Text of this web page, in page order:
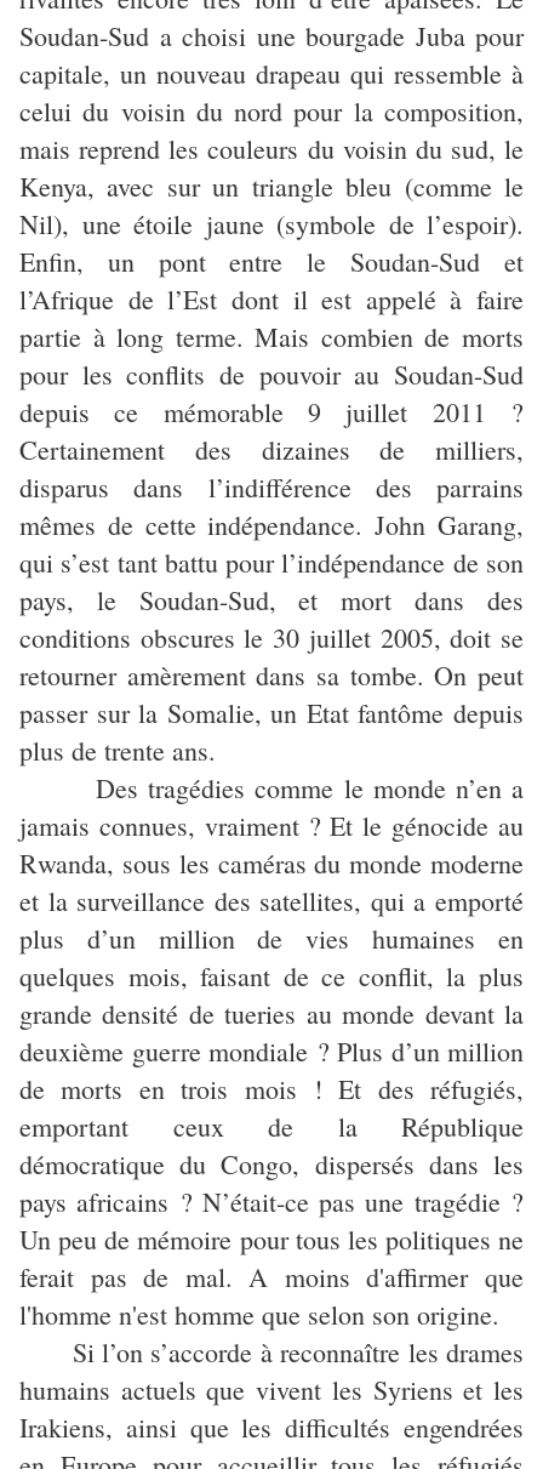
Soudan-Sud a choisi une bourgade Juba pour
capitale, un nouveau drapeau qui ressemble à
celui du voisin du nord pour la composition,
mais reprend les couleurs du voisin du sud, le
Kenya, avec sur un triangle bleu (comme le
Nil), une étoile jaune (symbole de l’espoir).
Enfin, un pont entre le Soudan-Sud et
l’Afrique de l’Est dont il est appelé à faire
partie à long terme. Mais combien de morts
pour les conflits de pouvoir au Soudan-Sud
depuis ce mémorable 9 juillet 2011 ?
Certainement des dizaines de milliers,
disparus dans l’indifférence des parrains
mêmes de cette indépendance. John Garang,
qui s’est tant battu pour l’indépendance de son
pays, le Soudan-Sud, et mort dans des
conditions obscures le 30 juillet 2005, doit se
retourner amèrement dans sa tombe. On peut
passer sur la Somalie, un Etat fantôme depuis
plus de trente ans.
Des tragédies comme le monde n’en a
jamais connues, vraiment ? Et le génocide au
Rwanda, sous les caméras du monde moderne
et la surveillance des satellites, qui a emporté
plus d’un million de vies humaines en
quelques mois, faisant de ce conflit, la plus
grande densité de tueries au monde devant la
deuxième guerre mondiale ? Plus d’un million
de morts en trois mois ! Et des réfugiés,
emportant ceux de la République
démocratique du Congo, dispersés dans les
pays africains ? N’était-ce pas une tragédie ?
Un peu de mémoire pour tous les politiques ne
ferait pas de mal. A moins d'affirmer que
l'homme n'est homme que selon son origine.
Si l’on s’accorde à reconnaître les drames
humains actuels que vivent les Syriens et les
Irakiens, ainsi que les difficultés engendrées